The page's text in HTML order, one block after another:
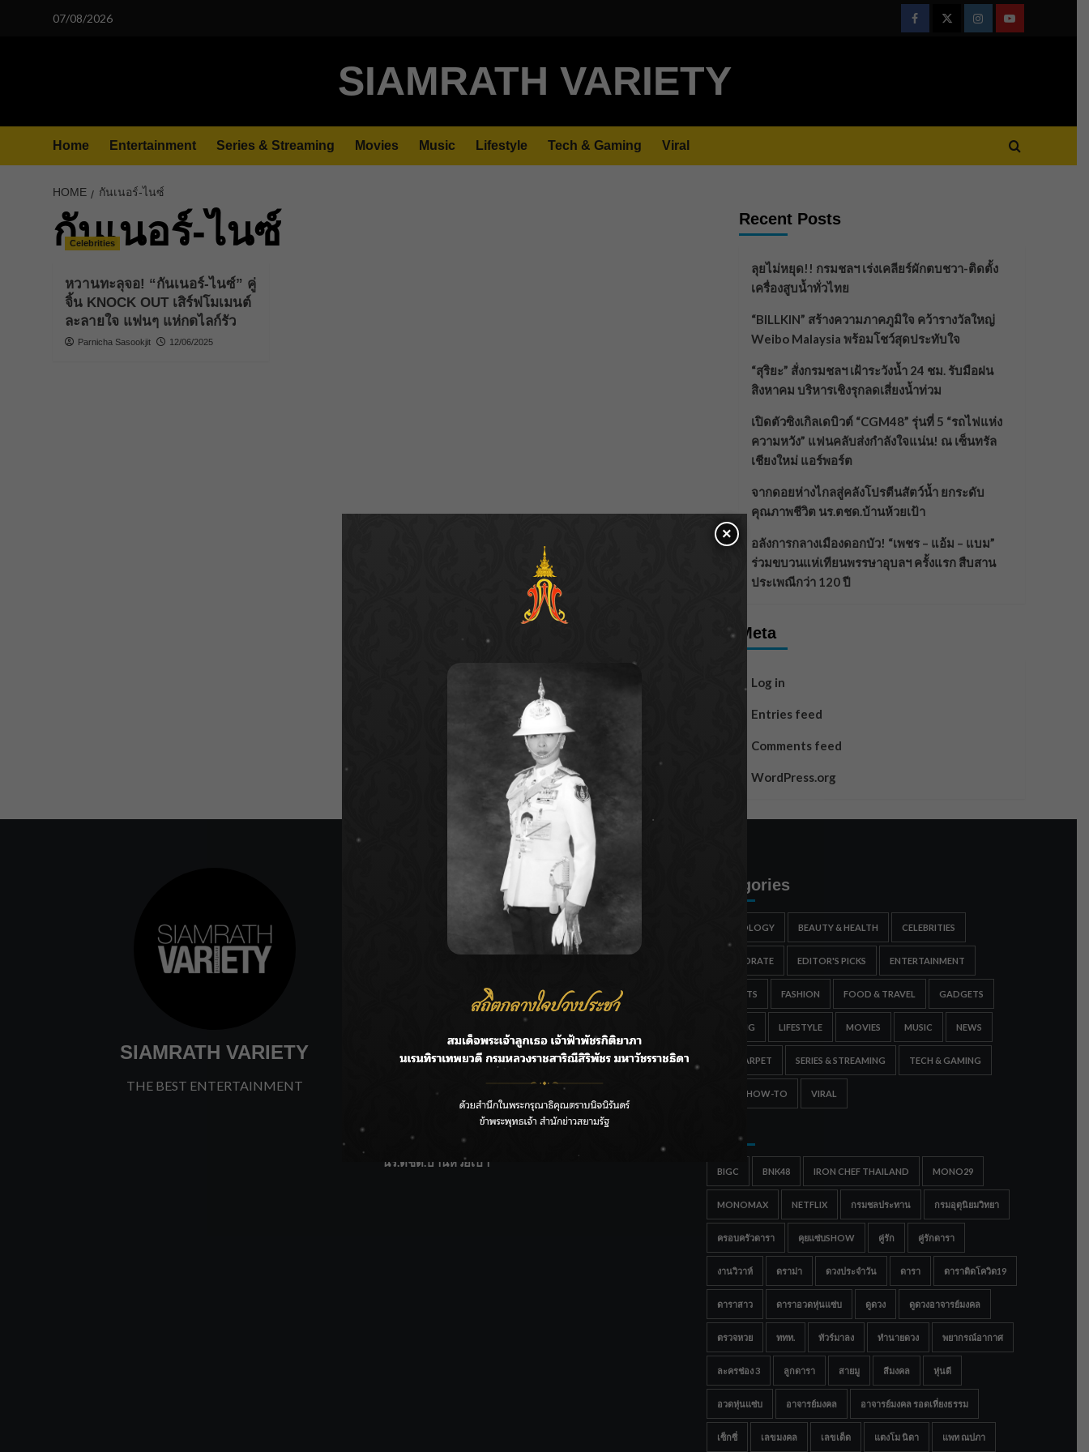
07/08/2026
FacebookTwitterInstagramYoutube
SIAMRATH VARIETY
Home Entertainment Series & Streaming Movies Music Lifestyle Tech & Gaming Viral
HOME กันเนอร์-ไนซ์
กันเนอร์-ไนซ์
Celebrities
หวานทะลุจอ! “กันเนอร์-ไนซ์” คู่
จิ้น KNOCK OUT เสิร์ฟโมเมนต์
ละลายใจ แฟนๆ แห่กดไลก์รัว
Parnicha Sasookjit 12/06/2025
Recent Posts
ลุยไม่หยุด!! กรมชลฯ เร่งเคลียร์ผักตบชวา-ติดตั้ง
เครื่องสูบน้ำทั่วไทย
“BILLKIN” สร้างความภาคภูมิใจ คว้ารางวัลใหญ่
Weibo Malaysia พร้อมโชว์สุดประทับใจ
“สุริยะ” สั่งกรมชลฯ เฝ้าระวังน้ำ 24 ชม. รับมือฝน
สิงหาคม บริหารเชิงรุกลดเสี่ยงน้ำท่วม
เปิดตัวซิงเกิลเดบิวต์ “CGM48” รุ่นที่ 5 “รถไฟแห่ง
ความหวัง” แฟนคลับส่งกำลังใจแน่น! ณ เซ็นทรัล
เชียงใหม่ แอร์พอร์ต
จากดอยห่างไกลสู่คลังโปรตีนสัตว์น้ำ ยกระดับ
คุณภาพชีวิต นร.ตชด.บ้านห้วยเป้า
อลังการกลางเมืองดอกบัว! “เพชร – แอ้ม – แบม”
ร่วมขบวนแห่เทียนพรรษาอุบลฯ ครั้งแรก สืบสาน
ประเพณีกว่า 120 ปี
Meta
Log in
Entries feed
Comments feed
WordPress.org
SIAMRATH VARIETY
THE BEST ENTERTAINMENT
ลุยไม่หยุด!! กรมชลฯ เร่งเคลียร์ผักตบชวา-ติดตั้งเครื่องสูบน้ำ
Malaysia พร้อมโชว์สุดประทับใจ
“สุริยะ” สั่งกรมชลฯ เฝ้าระวังน้ำ 24 ชม. รับมือฝนสิงหาคม
บริหารเชิงรุกลดเสี่ยงน้ำท่วม
เปิดตัวซิงเกิลเดบิวต์ “CGM48” รุ่นที่ 5 “รถไฟแห่งความหวัง”
แฟนคลับส่งกำลังใจแน่น! ณ เซ็นทรัลเชียงใหม่ แอร์พอร์ต
จากดอยห่างไกลสู่คลังโปรตีนสัตว์น้ำ ยกระดับคุณภาพชีวิต
นร.ตชด.บ้านห้วยเป้า
Categories
ASTROLOGY BEAUTY & HEALTH CELEBRITIES
CORPORATE EDITOR'S PICKS ENTERTAINMENT
ESPORTS FASHION FOOD & TRAVEL GADGETS
GAMING LIFESTYLE MOVIES MUSIC NEWS
RED CARPET SERIES & STREAMING TECH & GAMING
TIPS & HOW-TO VIRAL
BIGC BNK48 IRON CHEF THAILAND MONO29
MONOMAX NETFLIX กรมชลประทาน กรมอุตุนิยมวิทยา
ครอบครัวดารา คุยแซ่บSHOW คู่รัก คู่รักดารา
งานวิวาห์ ดราม่า ดวงประจำวัน ดารา ดาราติดโควิด19
ดาราสาว ดาราอวดหุ่นแซ่บ ดูดวง ดูดวงอาจารย์มงคล
ตรวจหวย ททท. ทัวร์มาลง ทำนายดวง พยากรณ์อากาศ
ละครช่อง 3 ลูกดารา สายมู สีมงคล หุ่นดี
อวดหุ่นแซ่บ อาจารย์มงคล อาจารย์มงคล รอดเที่ยงธรรม
เซ็กซี่ เลขมงคล เลขเด็ด แตงโม นิดา แพท ณปภา
×